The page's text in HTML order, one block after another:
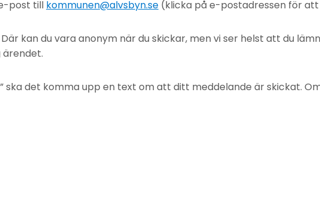
post till kommunen@alvsbyn.se (klicka på e-postadressen för
kan du vara anonym när du skickar, men vi ser helst att du
ärendet.
ska det komma upp en text om att ditt meddelande är skickat.